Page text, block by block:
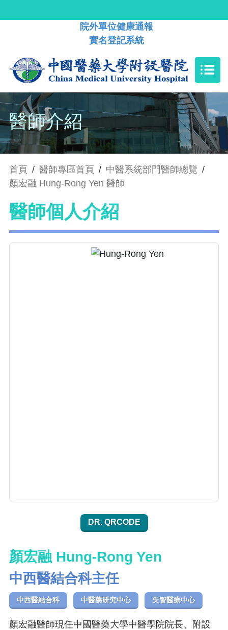
院外單位健康通報
實名登記系統
醫師介紹
首頁 / 醫師專區首頁 / 中醫系統部門醫師總覽 /
顏宏融 Hung-Rong Yen 醫師
醫師個人介紹
DR. QRCODE
顏宏融 Hung-Rong Yen
中西醫結合科主任
中西醫結合科 中醫藥研究中心 失智醫療中心
顏宏融醫師現任中國醫藥大學中醫學院院長、附設